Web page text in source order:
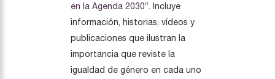
en la Agenda 2030”. Incluye
información, historias, vídeos y
publicaciones que ilustran la
importancia que reviste la
igualdad de género en cada uno